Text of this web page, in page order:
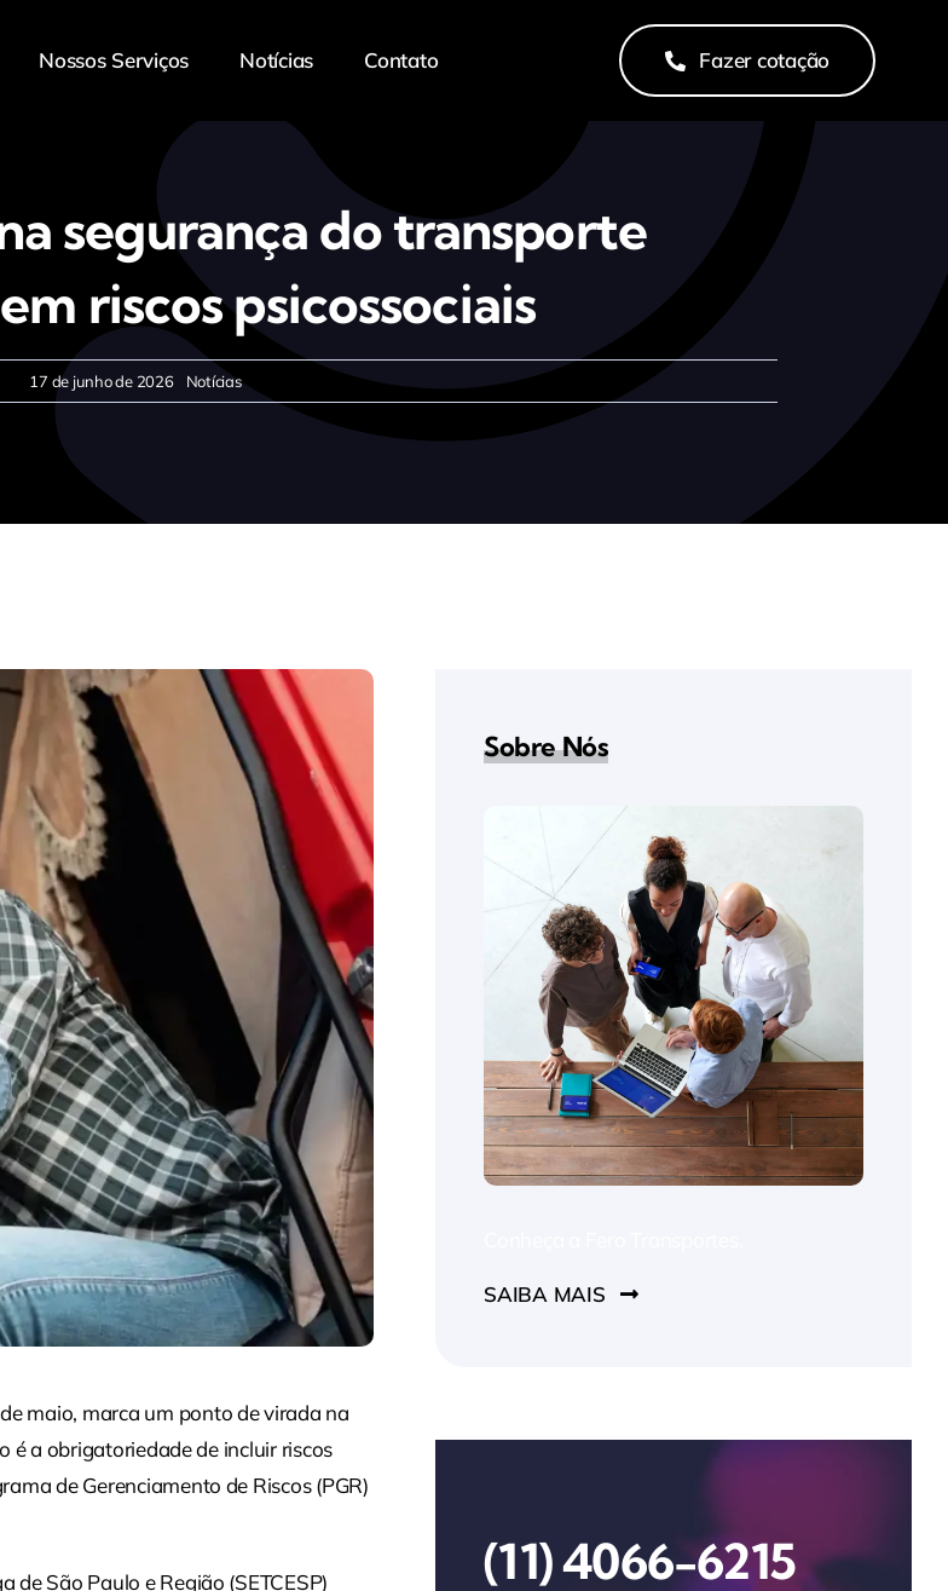
Nossos Serviços Notícias Contato Fazer cotação
segurança do transporte
riscos psicossociais
17 de junho de 2026 Notícias
maio, marca um ponto de virada na
é a obrigatoriedade de incluir riscos
de Gerenciamento de Riscos (PGR)
de São Paulo e Região (SETCESP)
Sobre Nós
SAIBA MAIS
(11) 4066-6215